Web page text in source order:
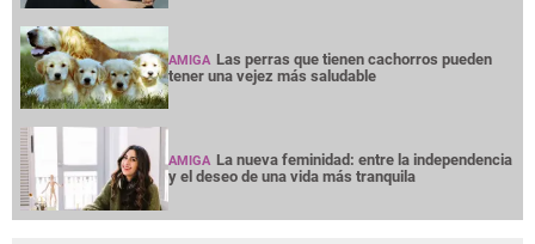
AMIGA Las perras que tienen cachorros pueden
tener una vejez más saludable
AMIGA La nueva feminidad: entre la independencia
y el deseo de una vida más tranquila